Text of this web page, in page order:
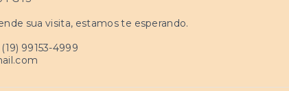
sua visita, estamos te esperando.
99153-4999